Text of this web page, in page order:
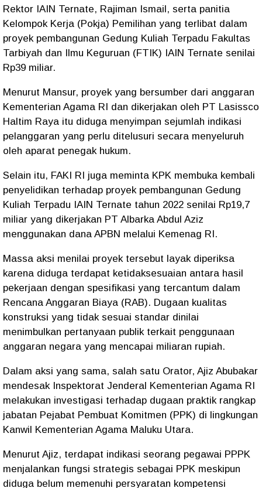
Rektor IAIN Ternate, Rajiman Ismail, serta panitia
Kelompok Kerja (Pokja) Pemilihan yang terlibat dalam
proyek pembangunan Gedung Kuliah Terpadu Fakultas
Tarbiyah dan Ilmu Keguruan (FTIK) IAIN Ternate senilai
Rp39 miliar.
Menurut Mansur, proyek yang bersumber dari anggaran
Kementerian Agama RI dan dikerjakan oleh PT Lasissco
Haltim Raya itu diduga menyimpan sejumlah indikasi
pelanggaran yang perlu ditelusuri secara menyeluruh
oleh aparat penegak hukum.
Selain itu, FAKI RI juga meminta KPK membuka kembali
penyelidikan terhadap proyek pembangunan Gedung
Kuliah Terpadu IAIN Ternate tahun 2022 senilai Rp19,7
miliar yang dikerjakan PT Albarka Abdul Aziz
menggunakan dana APBN melalui Kemenag RI.
Massa aksi menilai proyek tersebut layak diperiksa
karena diduga terdapat ketidaksesuaian antara hasil
pekerjaan dengan spesifikasi yang tercantum dalam
Rencana Anggaran Biaya (RAB). Dugaan kualitas
konstruksi yang tidak sesuai standar dinilai
menimbulkan pertanyaan publik terkait penggunaan
anggaran negara yang mencapai miliaran rupiah.
Dalam aksi yang sama, salah satu Orator, Ajiz Abubakar
mendesak Inspektorat Jenderal Kementerian Agama RI
melakukan investigasi terhadap dugaan praktik rangkap
jabatan Pejabat Pembuat Komitmen (PPK) di lingkungan
Kanwil Kementerian Agama Maluku Utara.
Menurut Ajiz, terdapat indikasi seorang pegawai PPPK
menjalankan fungsi strategis sebagai PPK meskipun
diduga belum memenuhi persyaratan kompetensi